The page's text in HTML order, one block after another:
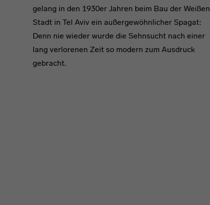
gelang in den 1930er Jahren beim Bau der Weißen
Stadt in Tel Aviv ein außergewöhnlicher Spagat:
Denn nie wieder wurde die Sehnsucht nach einer
lang verlorenen Zeit so modern zum Ausdruck
gebracht.